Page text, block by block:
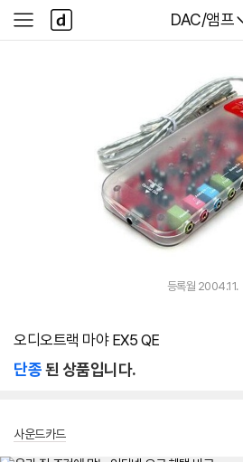
다나와
DAC/앰프
사
이
다
나
와
등록월 2004.11.
오디오트랙 마야 EX5 QE
단종된 상품입니다.
사운드카드